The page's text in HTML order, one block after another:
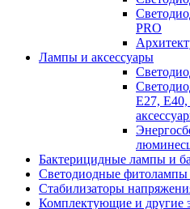
PRO
Лампы и аксессуары
Е27,
Бактерицидные лампы и
Светодиодные фитолампы
Стабилизаторы
Комплектующие и другие